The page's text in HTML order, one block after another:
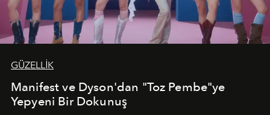
GÜZELLİK
Manifest ve Dyson'dan "Toz Pembe"ye
Yepyeni Bir Dokunuş